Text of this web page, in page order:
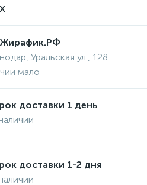
Жирафик.РФ
Уральская ул., 128
мало
доставки 1 день
доставки 1-2 дня